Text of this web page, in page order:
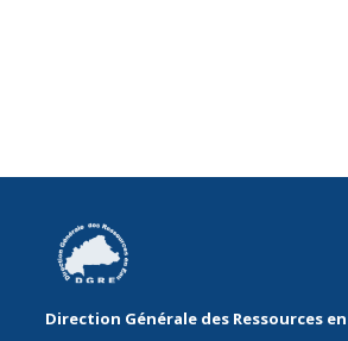
Direction Générale des Ressources en